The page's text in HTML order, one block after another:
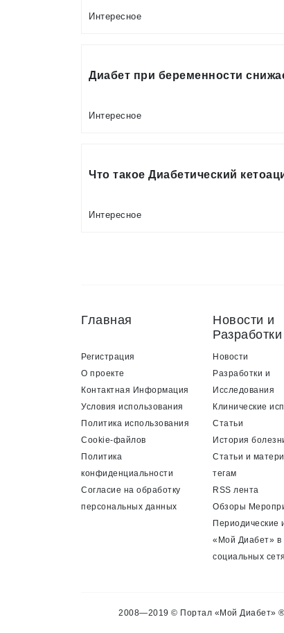
Интересное
Диабет при беременности
Интересное
Что такое Диабетический
Интересное
Главная
Регистрация
О проекте
Контактная Информация
Условия использования
Политика использования
Cookie-файлов
Политика
конфиденциальности
Согласие на обработку
персональных данных
Новости и
Разработки
Новости
Разработки и
Исследования
Клинические
Статьи
История
Статьи и
тегам
RSS лента
Обзоры
Периодические
«Мой Диабет» в
социальных
2008—2019 © Портал «Мой Диабет»